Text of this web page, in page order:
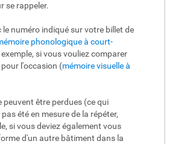
se rappeler.
numéro indiqué sur votre billet de
phonologique à court-
exemple, si vous vouliez comparer
l'occasion (mémoire visuelle à
être perdues (ce qui
été en mesure de la répéter,
si vous deviez également vous
d'un autre bâtiment dans la